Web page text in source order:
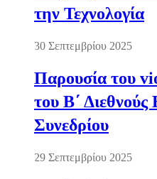
την Τεχνολογία
30 Σεπτεμβρίου 2025
Παρουσία του
του Β΄ Διεθνούς
Συνεδρίου
29 Σεπτεμβρίου 2025